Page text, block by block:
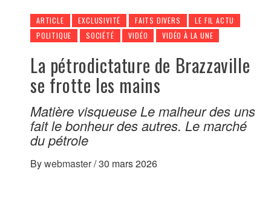
ARTICLE EXCLUSIVITÉ FAITS DIVERS
LE FIL ACTU
POLITIQUE
SOCIÉTÉ VIDÉO VIDÉO À LA UNE
La pétrodictature de Brazzaville
se frotte les mains
Matière visqueuse Le malheur des uns
fait le bonheur des autres. Le marché
du pétrole
Bywebmaster/30 mars 2026